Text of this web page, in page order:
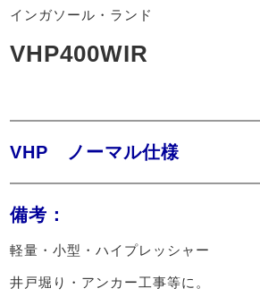
インガソール・ランド
VHP400WIR
VHP ノーマル仕様
備考：
軽量・小型・ハイプレッシャー
井戸堀り・アンカー工事等に。